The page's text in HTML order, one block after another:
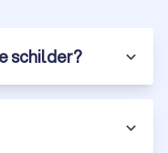
schilder?